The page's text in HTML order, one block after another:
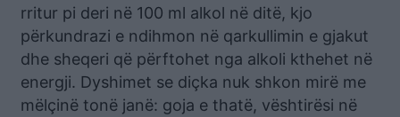
rritur pi deri në 100 ml alkol në ditë, kjo
përkundrazi e ndihmon në qarkullimin e gjakut
dhe sheqeri që përftohet nga alkoli kthehet në
energji. Dyshimet se diçka nuk shkon mirë me
mëlçinë tonë janë: goja e thatë, vështirësi në